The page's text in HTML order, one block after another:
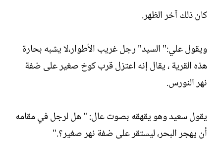
كان ذلك آخر الظهر.
ويقول علي:" السيد" رجل غريب الأطوار،لا يشبه بحارة
هذه القرية ، يقال إنه اعتزل قرب كوخ صغير على ضفة
نهر النورس.
يقول سعيد وهو يقهقه بصوت عال: " هل لرجل في مقامه
أن يهجر البحر، ليستقر على ضفة نهر صغير؟."